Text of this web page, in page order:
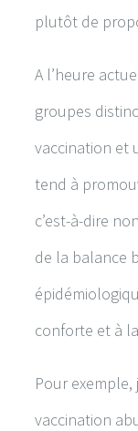
plutôt de
A l’heure
groupes
vaccination et
tend à
c’est-à-dire
de la balance
conforte et à
Pour exemple,
vaccination